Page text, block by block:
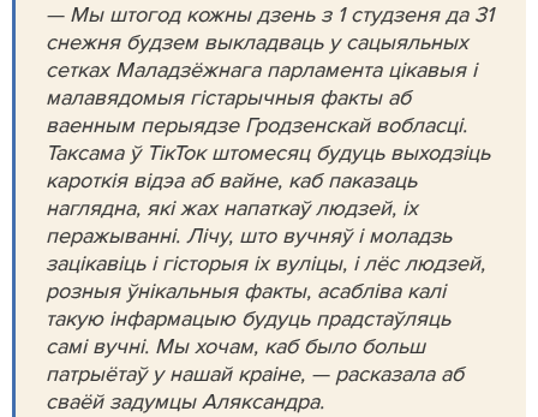
— Мы штогод кожны дзень з 1 студзеня да 31
снежня будзем выкладваць у сацыяльных
сетках Маладзёжнага парламента цікавыя і
малавядомыя гістарычныя факты аб
ваенным перыядзе Гродзенскай вобласці.
Таксама ў ТікТок штомесяц будуць выходзіць
кароткія відэа аб вайне, каб паказаць
наглядна, які жах напаткаў людзей, іх
перажыванні. Лічу, што вучняў і моладзь
зацікавіць і гісторыя іх вуліцы, і лёс людзей,
розныя ўнікальныя факты, асабліва калі
такую інфармацыю будуць прадстаўляць
самі вучні. Мы хочам, каб было больш
патрыётаў у нашай краіне, — расказала аб
сваёй задумцы Аляксандра.